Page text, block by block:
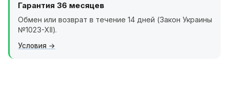
Гарантия 36 месяцев
Обмен или возврат в течение 14 дней (Закон Украины
№1023-XII).
Условия